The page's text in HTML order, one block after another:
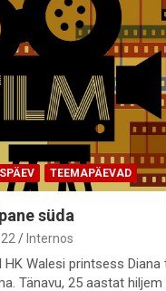
TEEMAPÄEVAD
süda
Internos
HK Walesi printsess
Tänavu, 25 aastat hiljem